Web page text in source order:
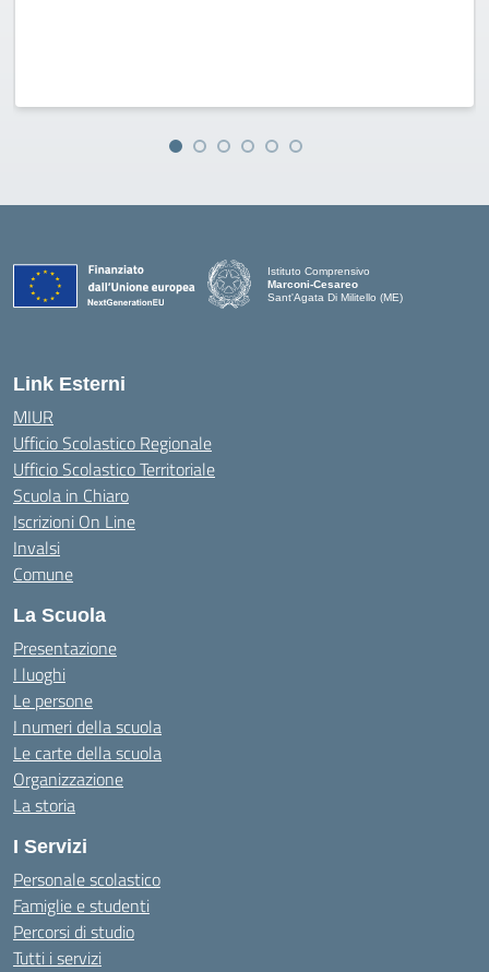
Istituto Comprensivo
Marconi-Cesareo
Sant'Agata Di Militello (ME)
Link Esterni
MIUR
Ufficio Scolastico Regionale
Ufficio Scolastico Territoriale
Scuola in Chiaro
Iscrizioni On Line
Invalsi
Comune
La Scuola
Presentazione
I luoghi
Le persone
I numeri della scuola
Le carte della scuola
Organizzazione
La storia
I Servizi
Personale scolastico
Famiglie e studenti
Percorsi di studio
Tutti i servizi